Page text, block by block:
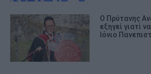
Ο Πρύτανης
εξηγεί γιατί
Ιόνιο